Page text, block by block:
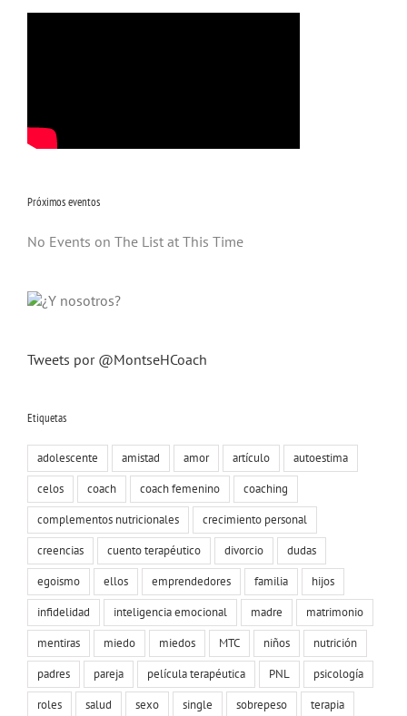
Próximos eventos
No Events on The List at This Time
Tweets por @MontseHCoach
Etiquetas
adolescente amistad amor artículo
autoestima
celos
coach coach femenino
coaching
complementos nutricionales
crecimiento personal
creencias
cuento terapéutico divorcio
dudas
egoismo
ellos emprendedores familia
hijos
infidelidad
inteligencia emocional madre
matrimonio
mentiras
miedo miedos MTC niños
nutrición
padres
pareja película terapéutica PNL
psicología
roles
salud sexo single sobrepeso
terapia